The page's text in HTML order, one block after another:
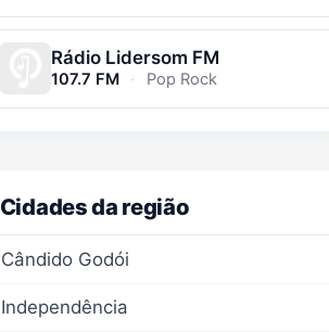
Rádio Lidersom FM
107.7 FM · Pop Rock
Cidades da região
Cândido Godói
Independência